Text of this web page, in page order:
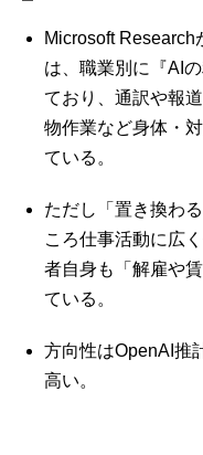
Microsoft
は、職業別に『AI
ており、通訳や報
物作業など身体・
ている。
ただし「置き換わ
ころ仕事活動に広
者自身も「解雇や
ている。
方向性はOpenAI推
高い。